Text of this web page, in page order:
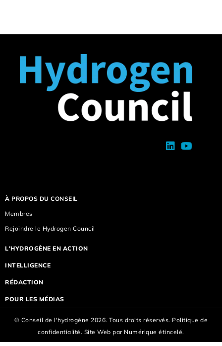
À PROPOS DU CONSEIL
Membres
Rejoindre le Hydrogen Council
L'HYDROGÈNE EN ACTION
INTELLIGENCE
RÉDACTION
POUR LES MÉDIAS
© Conseil de l'hydrogène 2026. Tous droits réservés. Politique de
confidentialité. Site Web par Numérique étincelé.